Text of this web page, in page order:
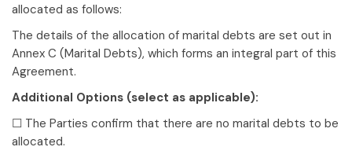
allocated as follows:
The details of the allocation of marital debts are set out in
Annex C (Marital Debts), which forms an integral part of this
Agreement.
Additional Options (select as applicable):
☐ The Parties confirm that there are no marital debts to be
allocated.